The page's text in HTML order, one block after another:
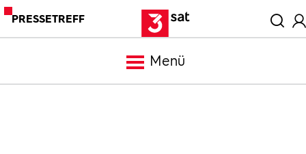
PRESSETREFF
Menü